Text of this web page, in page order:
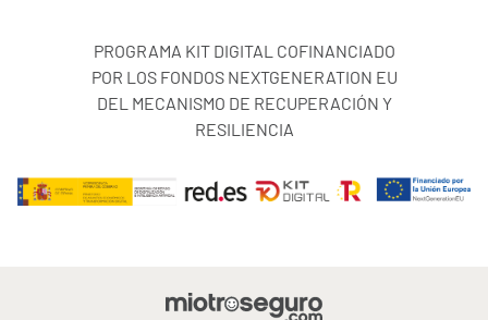
PROGRAMA KIT DIGITAL COFINANCIADO
POR LOS FONDOS NEXTGENERATION EU
DEL MECANISMO DE RECUPERACIÓN Y
RESILIENCIA